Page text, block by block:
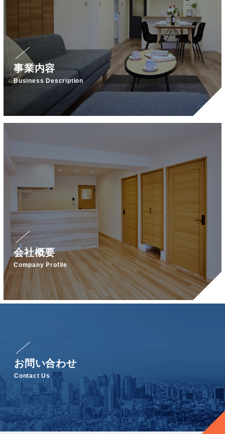
事業内容
Business Description
会社概要
Company Profile
お問い合わせ
Contact Us